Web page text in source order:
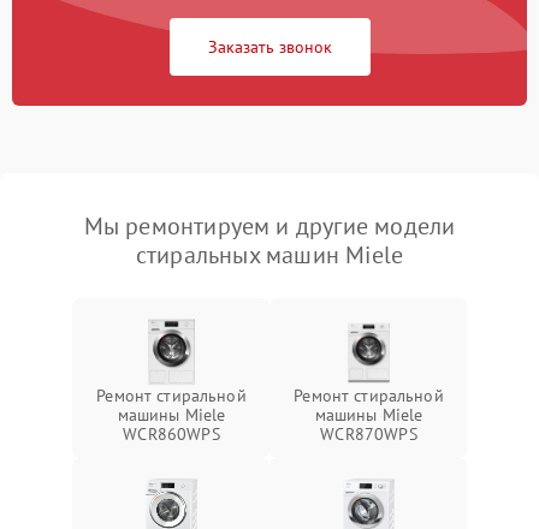
Заказать звонок
Мы ремонтируем и другие модели
стиральных машин Miele
Ремонт стиральной
машины Miele
WCR860WPS
Ремонт стиральной
машины Miele
WCR870WPS